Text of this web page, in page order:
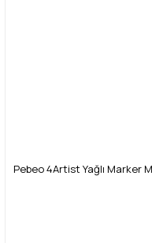
Pebeo 4Artist Yağlı Marker